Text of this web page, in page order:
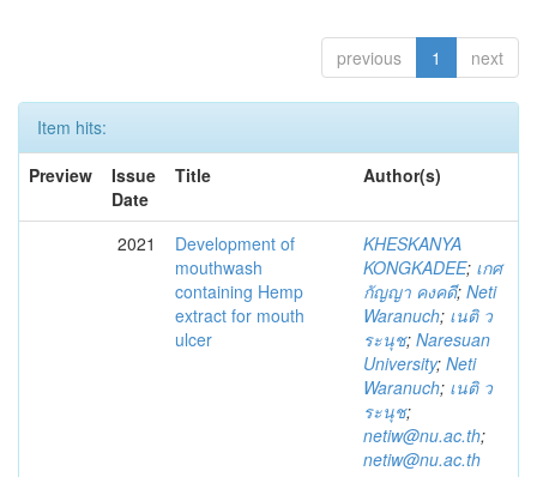
previous 1 next
Item hits:
Preview
Issue
Date
Title Author(s)
2021
Development of
mouthwash
containing Hemp
extract for mouth
ulcer
KHESKANYA
KONGKADEE; เกศ
กัญญา คงคดี; Neti
Waranuch; เนติ ว
ระนุช; Naresuan
University; Neti
Waranuch; เนติ ว
ระนุช;
netiw@nu.ac.th;
netiw@nu.ac.th